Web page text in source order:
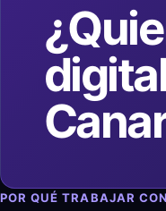
POR QUÉ TRABAJAR